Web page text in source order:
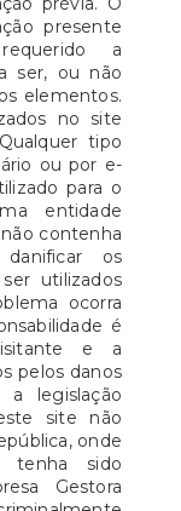
presente
a
ser, ou não
elementos.
no site
tipo
ou por e-
para o
entidade
contenha
os
utilizados
ocorra
é
e a
pelos danos
legislação
site não
onde
tenha sido
Gestora